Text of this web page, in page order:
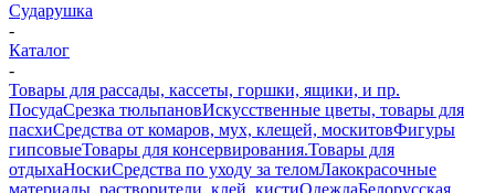
Сударушка
-
Каталог
-
Товары для рассады, кассеты, горшки, ящики, и пр.
ПосудаСрезка тюльпановИскусственные цветы, товары для
пасхиСредства от комаров, мух, клещей, москитовФигуры
гипсовыеТовары для консервирования.Товары для
отдыхаНоскиСредства по уходу за теломЛакокрасочные